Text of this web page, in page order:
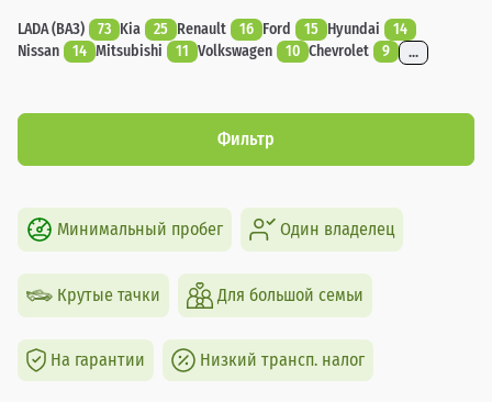
LADA (ВАЗ) 73 Kia 25 Renault 16 Ford 15 Hyundai
14
Nissan
14 Mitsubishi 11 Volkswagen 10 Chevrolet 9 ...
Фильтр
Минимальный пробег Один владелец
Крутые тачки Для большой семьи
На гарантии Низкий трансп. налог